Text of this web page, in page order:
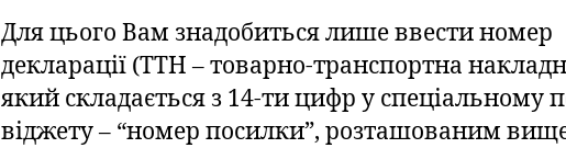
Для цього Вам знадобиться лише ввести номер
декларації (ТТН – товарно-транспортна
який складається з 14-ти цифр у спеціальному
віджету – “номер посилки”, розташованим